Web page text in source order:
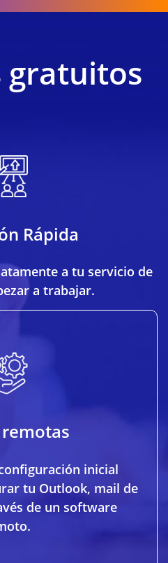
gratuitos
Rápida
a tu servicio de
a trabajar.
inicial
tu Outlook, mail de
de un software